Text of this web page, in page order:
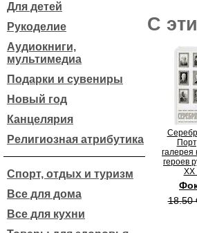
Для детей
Рукоделие
Аудиокниги,
мультимедиа
Подарки и сувениры
Новый год
Канцелярия
Религиозная атрибутика
Спорт, отдых и туризм
Все для дома
Все для кухни
С
галерея
героев
XX
18.50